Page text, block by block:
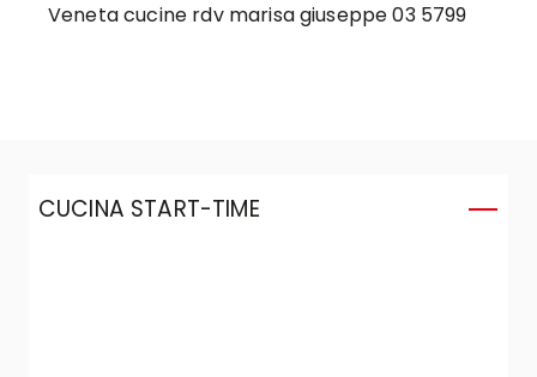
Veneta cucine rdv marisa giuseppe 03 5799
CUCINA START-TIME